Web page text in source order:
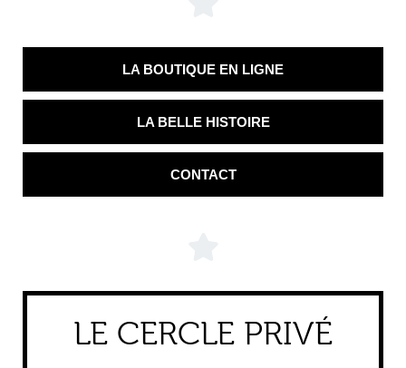
LA BOUTIQUE EN LIGNE
LA BELLE HISTOIRE
CONTACT
LE CERCLE PRIVÉ